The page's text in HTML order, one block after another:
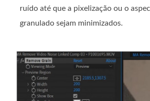
ruído até que a pixelização ou o
granulado sejam minimizados.